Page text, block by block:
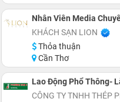
Nhân Viên Media
KHÁCH SẠN LION
Thỏa thuận
Cần Thơ
Lao Động Phổ Thông-
CÔNG TY TNHH THÉP